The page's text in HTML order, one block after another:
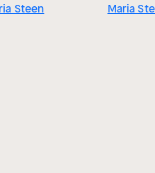
Steen
Maria